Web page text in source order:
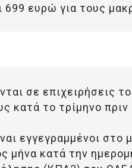
ευρώ για τους
σε επιχειρήσεις
κατά το τρίμηνο πριν
εγγεγραμμένοι
μήνα κατά την